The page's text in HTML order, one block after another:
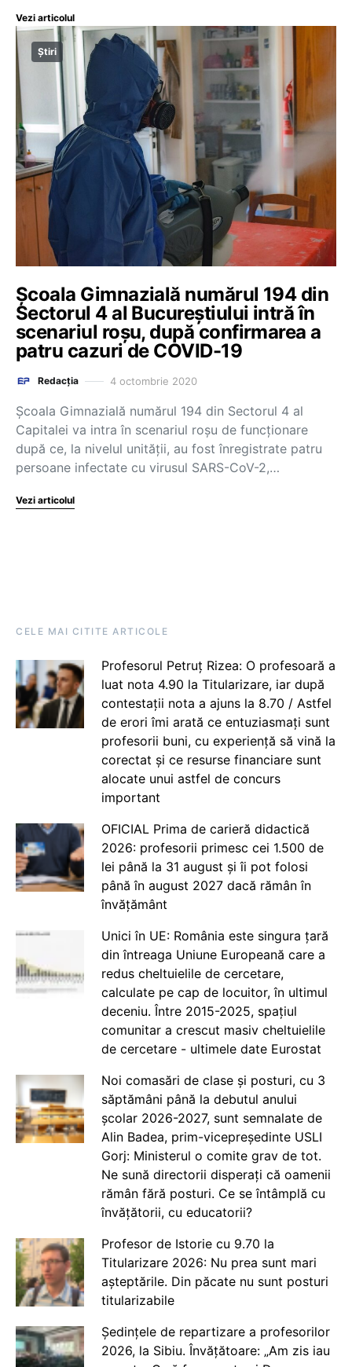
Vezi articolul
Știri
Şcoala Gimnazială numărul 194 din
Sectorul 4 al Bucureștiului intră în
scenariul roşu, după confirmarea a
patru cazuri de COVID-19
Redacția 4 octombrie 2020
Şcoala Gimnazială numărul 194 din Sectorul 4 al
Capitalei va intra în scenariul roşu de funcţionare
după ce, la nivelul unităţii, au fost înregistrate patru
persoane infectate cu virusul SARS-CoV-2,…
Vezi articolul
CELE MAI CITITE ARTICOLE
Profesorul Petruț Rizea: O profesoară a
luat nota 4.90 la Titularizare, iar după
contestații nota a ajuns la 8.70 / Astfel
de erori îmi arată ce entuziasmați sunt
profesorii buni, cu experiență să vină la
corectat și ce resurse financiare sunt
alocate unui astfel de concurs
important
OFICIAL Prima de carieră didactică
2026: profesorii primesc cei 1.500 de
lei până la 31 august și îi pot folosi
până în august 2027 dacă rămân în
învățământ
Unici în UE: România este singura țară
din întreaga Uniune Europeană care a
redus cheltuielile de cercetare,
calculate pe cap de locuitor, în ultimul
deceniu. Între 2015-2025, spațiul
comunitar a crescut masiv cheltuielile
de cercetare - ultimele date Eurostat
Noi comasări de clase și posturi, cu 3
săptămâni până la debutul anului
școlar 2026-2027, sunt semnalate de
Alin Badea, prim-vicepreședinte USLI
Gorj: Ministerul o comite grav de tot.
Ne sună directorii disperați că oamenii
rămân fără posturi. Ce se întâmplă cu
învățătorii, cu educatorii?
Profesor de Istorie cu 9.70 la
Titularizare 2026: Nu prea sunt mari
așteptările. Din păcate nu sunt posturi
titularizabile
Ședințele de repartizare a profesorilor
2026, la Sibiu. Învățătoare: „Am zis iau